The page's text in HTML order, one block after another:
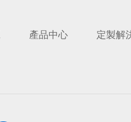
產品中心 定製解